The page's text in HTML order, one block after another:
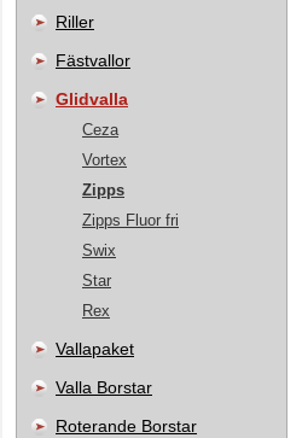
Riller
Fästvallor
Glidvalla
Ceza
Vortex
Zipps
Zipps Fluor fri
Swix
Star
Rex
Vallapaket
Valla Borstar
Roterande Borstar